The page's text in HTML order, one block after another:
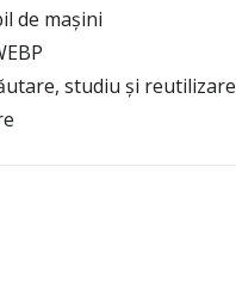
de mașini
studiu și reutilizare